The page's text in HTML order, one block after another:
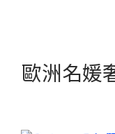
歐洲名媛